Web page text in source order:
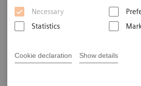
Necessary
Statistics
Cookie declaration Show details
Verantwortung für Inhalte Dritter
dass Produkte, die in der
verfügbar sind.